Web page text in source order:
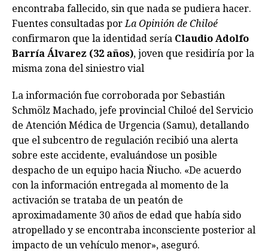
encontraba fallecido, sin que nada se pudiera hacer.
Fuentes consultadas porLa Opinión de Chiloé
confirmaron que la identidad sería Claudio Adolfo
Barría Álvarez (32 años), joven que residiría por la
misma zona del siniestro vial
La información fue corroborada por Sebastián
Schmölz Machado, jefe provincial Chiloé del Servicio
de Atención Médica de Urgencia (Samu), detallando
que el subcentro de regulación recibió una alerta
sobre este accidente, evaluándose un posible
despacho de un equipo hacia Ñiucho. «De acuerdo
con la información entregada al momento de la
activación se trataba de un peatón de
aproximadamente 30 años de edad que había sido
atropellado y se encontraba inconsciente posterior al
impacto de un vehículo menor», aseguró.